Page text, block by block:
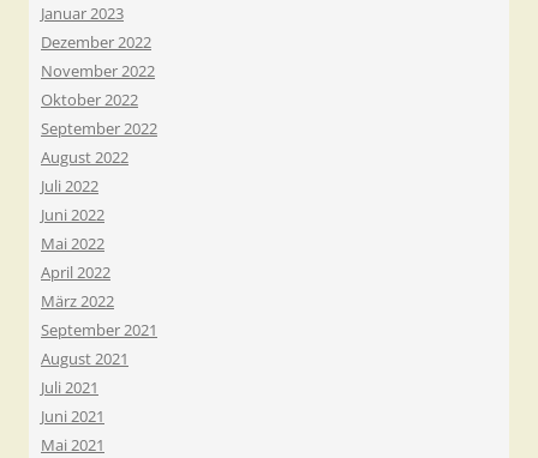
Januar 2023
Dezember 2022
November 2022
Oktober 2022
September 2022
August 2022
Juli 2022
Juni 2022
Mai 2022
April 2022
März 2022
September 2021
August 2021
Juli 2021
Juni 2021
Mai 2021